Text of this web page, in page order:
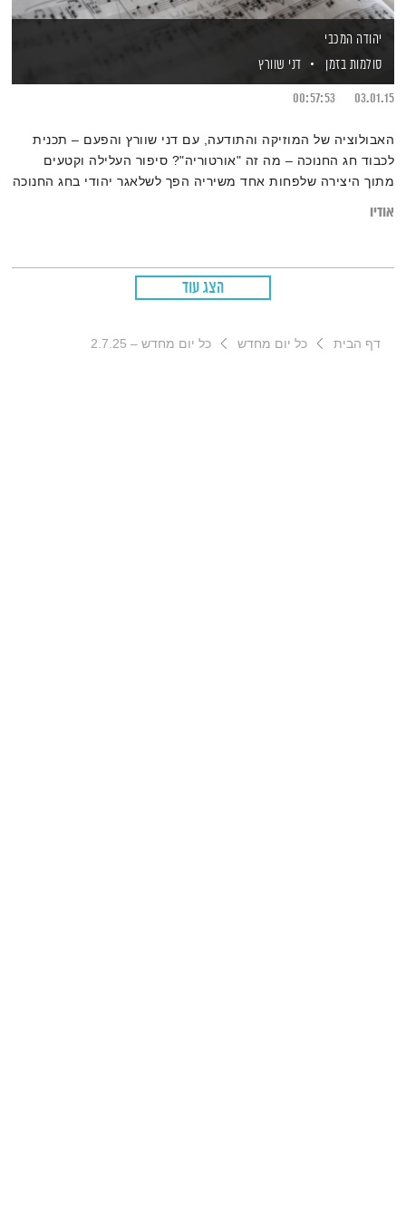
יהודה המכבי
סולמות בזמן
דני שוורץ
03.01.15
00:57:53
האבולוציה של המוזיקה והתודעה, עם דני שוורץ והפעם – תכנית
לכבוד חג החנוכה – מה זה "אורטוריה"? סיפור העלילה וקטעים
מתוך היצירה שלפחות אחד משיריה הפך לשלאגר יהודי בחג החנוכה
אודיו
הצג עוד
דף הבית כל יום מחדש כל יום מחדש – 2.7.25